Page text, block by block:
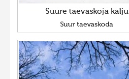
Suure taevaskoja kalju
Suur taevaskoda